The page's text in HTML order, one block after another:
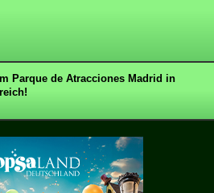
Parque de Atracciones Madrid in